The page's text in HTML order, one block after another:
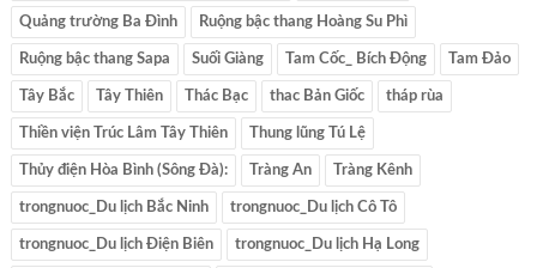
Quảng trường Ba Đình Ruộng bậc thang Hoàng Su Phì
Ruộng bậc thang Sapa Suối Giàng Tam Cốc_ Bích Động Tam Đảo
Tây Bắc Tây Thiên Thác Bạc thac Bản Giốc tháp rùa
Thiền viện Trúc Lâm Tây Thiên Thung lũng Tú Lệ
Thủy điện Hòa Bình (Sông Đà): Tràng An Tràng Kênh
trongnuoc_Du lịch Bắc Ninh trongnuoc_Du lịch Cô Tô
trongnuoc_Du lịch Điện Biên trongnuoc_Du lịch Hạ Long